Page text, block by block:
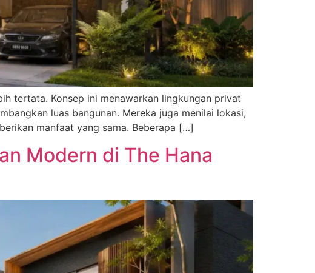
tertata. Konsep ini menawarkan lingkungan privat
luas bangunan. Mereka juga menilai lokasi,
manfaat yang sama. Beberapa […]
Modern di The Hana